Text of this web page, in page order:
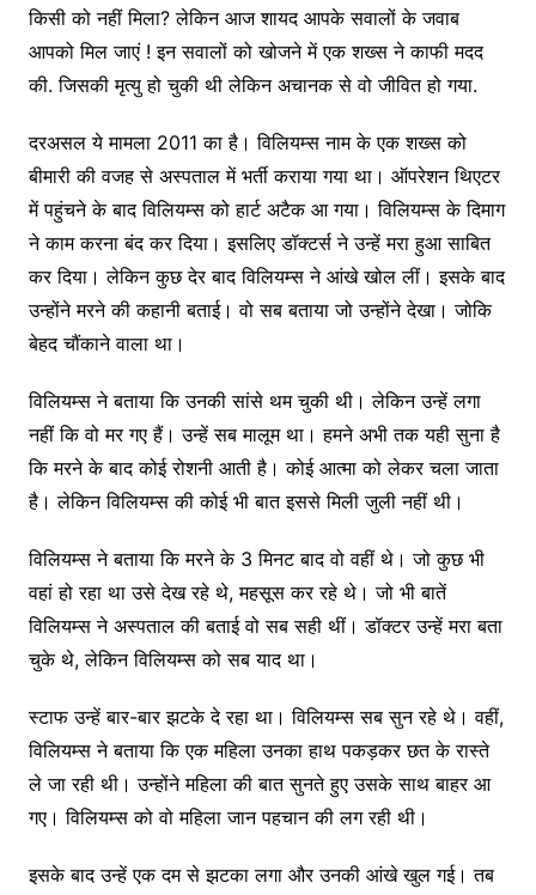
किसी को नहीं मिला? लेकिन आज शायद आपके सवालों के जवाब
आपको मिल जाएं ! इन सवालों को खोजने में एक शख्स ने काफी मदद
की. जिसकी मृत्यु हो चुकी थी लेकिन अचानक से वो जीवित हो गया.
दरअसल ये मामला 2011 का है। विलियम्स नाम के एक शख्स को
बीमारी की वजह से अस्पताल में भर्ती कराया गया था। ऑपरेशन थिएटर
में पहुंचने के बाद विलियम्स को हार्ट अटैक आ गया। विलियम्स के दिमाग
ने काम करना बंद कर दिया। इसलिए डॉक्टर्स ने उन्हें मरा हुआ साबित
कर दिया। लेकिन कुछ देर बाद विलियम्स ने आंखे खोल लीं। इसके बाद
उन्होंने मरने की कहानी बताई। वो सब बताया जो उन्होंने देखा। जोकि
बेहद चौंकाने वाला था।
विलियम्स ने बताया कि उनकी सांसे थम चुकी थी। लेकिन उन्हें लगा
नहीं कि वो मर गए हैं। उन्हें सब मालूम था। हमने अभी तक यही सुना है
कि मरने के बाद कोई रोशनी आती है। कोई आत्मा को लेकर चला जाता
है। लेकिन विलियम्स की कोई भी बात इससे मिली जुली नहीं थी।
विलियम्स ने बताया कि मरने के 3 मिनट बाद वो वहीं थे। जो कुछ भी
वहां हो रहा था उसे देख रहे थे, महसूस कर रहे थे। जो भी बातें
विलियम्स ने अस्पताल की बताई वो सब सही थीं। डॉक्टर उन्हें मरा बता
चुके थे, लेकिन विलियम्स को सब याद था।
स्टाफ उन्हें बार-बार झटके दे रहा था। विलियम्स सब सुन रहे थे। वहीं,
विलियम्स ने बताया कि एक महिला उनका हाथ पकड़कर छत के रास्ते
ले जा रही थी। उन्होंने महिला की बात सुनते हुए उसके साथ बाहर आ
गए। विलियम्स को वो महिला जान पहचान की लग रही थी।
इसके बाद उन्हें एक दम से झटका लगा और उनकी आंखे खुल गई। तब